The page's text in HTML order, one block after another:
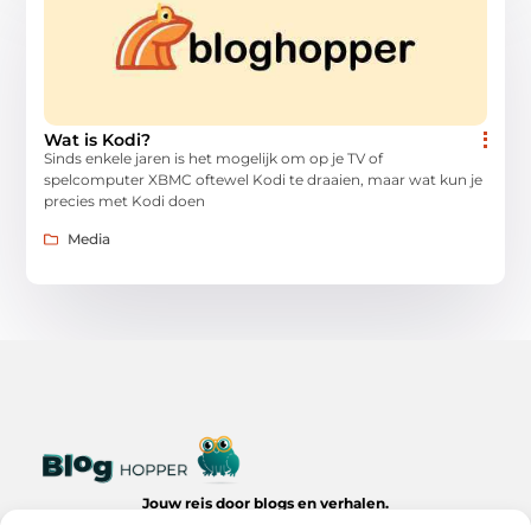
Wat is Kodi?
Sinds enkele jaren is het mogelijk om op je TV of
spelcomputer XBMC oftewel Kodi te draaien, maar wat kun je
precies met Kodi doen
Media
Jouw reis door blogs en verhalen.